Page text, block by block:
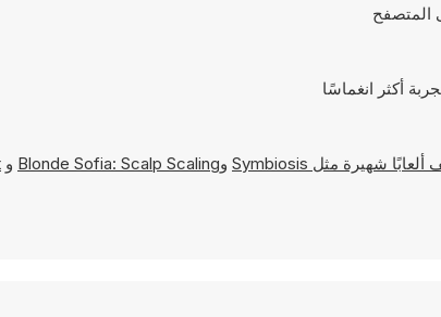
Symbiosis وBlonde Sofia: Scalp Scaling و